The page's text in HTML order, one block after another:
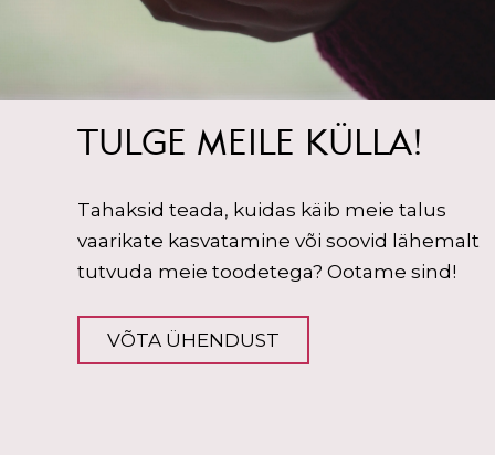
TULGE MEILE KÜLLA!
Tahaksid teada, kuidas käib meie talus
vaarikate kasvatamine või soovid lähemalt
tutvuda meie toodetega? Ootame sind!
VÕTA ÜHENDUST